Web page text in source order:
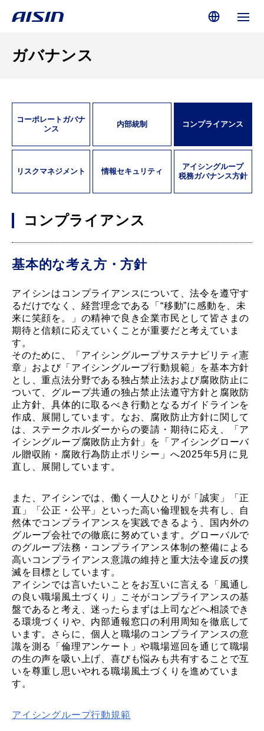
ガバナンス
コーポレートガバナ
ンス
内部統制 コンプライアンス
リスクマネジメント 情報セキュリティ
アイシングループ
税務ガバナンス方針
コンプライアンス
基本的な考え方・方針
アイシンはコンプライアンスについて、法令を遵守す
るだけでなく、経営理念である「“移動”に感動を、未
来に笑顔を。」の精神で良き企業市民として皆さまの
期待と信頼に応えていくことが重要だと考えていま
す。
そのために、「アイシングループサステナビリティ憲
章」および「アイシングループ行動規範」を基本方針
とし、重点法分野である独占禁止法および腐敗防止に
ついて、グループ共通の独占禁止法遵守方針と腐敗防
止方針、具体的に取るべき行動となるガイドラインを
作成、展開しています。なお、腐敗防止方針に関して
は、ステークホルダーからの要請・期待に応え、「ア
イシングループ腐敗防止方針」を「アイシングローバ
ル贈収賄・腐敗行為防止ポリシー」へ2025年5月に見
直し、展開しています。
また、アイシンでは、働く一人ひとりが「誠実」「正
直」「公正・公平」といった高い倫理観を共有し、自
然体でコンプライアンスを実践できるよう、国内外の
グループ会社での徹底に努めています。グローバルで
のグループ法務・コンプライアンス体制の整備による
高いコンプライアンス意識の維持と重大法令違反の撲
滅を目標としています。
アイシンでは言いたいことをお互いに言える「風通し
の良い職場風土づくり」こそがコンプライアンスの基
盤であると考え、迷ったらまずは上司などへ相談でき
る環境づくりや、内部通報窓口の利用周知を徹底して
います。さらに、個人と職場のコンプライアンスの意
識を測る「倫理アンケート」や職場巡回を通じて職場
の生の声を吸い上げ、喜びも悩みも共有することで互
いを尊重し思いやれる職場風土づくりを進めていま
す。
アイシングループ行動規範